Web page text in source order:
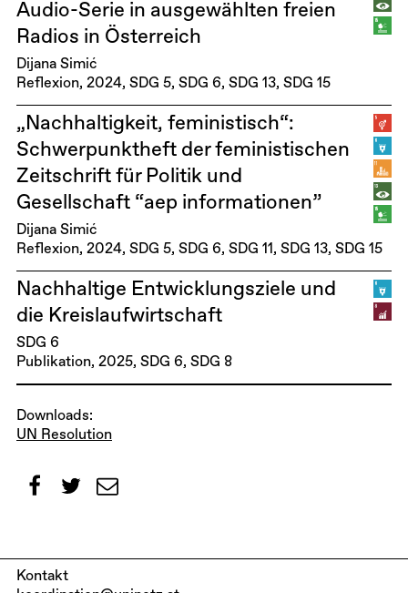
Audio-Serie in ausgewählten freien
Radios in Österreich
Dijana Simić
Reflexion 2024 SDG 5 SDG 6 SDG 13 SDG 15
„Nachhaltigkeit, feministisch“:
Schwerpunktheft der feministischen
Zeitschrift für Politik und
Gesellschaft “aep informationen”
Dijana Simić
Reflexion 2024 SDG 5 SDG 6 SDG 11 SDG 13 SDG 15
Nachhaltige Entwicklungsziele und
die Kreislaufwirtschaft
SDG 6
Publikation 2025 SDG 6 SDG 8
Downloads:
UN Resolution
Kontakt